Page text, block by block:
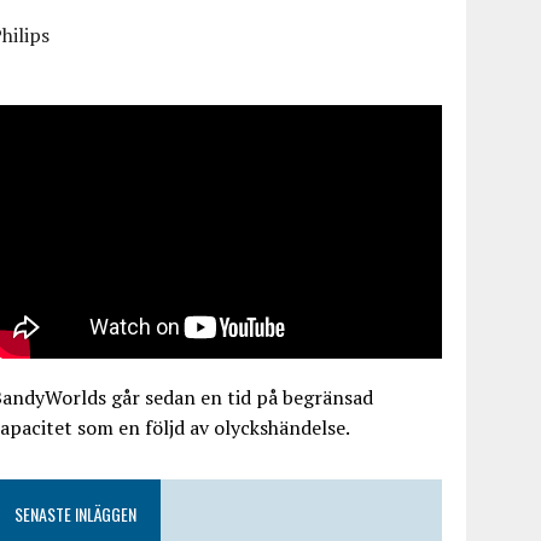
går sedan en tid på begränsad
som en följd av olyckshändelse.
SENASTE INLÄGGEN